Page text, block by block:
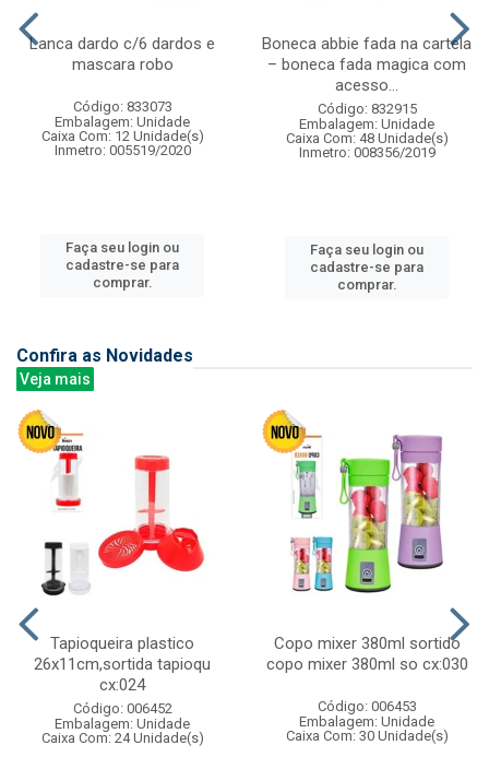
Lanca dardo c/6 dardos e
mascara robo
Código: 833073
Embalagem: Unidade
Caixa Com: 12 Unidade(s)
Inmetro: 005519/2020
Faça seu login ou
cadastre-se para
comprar.
Boneca abbie fada na cartela
– boneca fada magica com
acesso...
Código: 832915
Embalagem: Unidade
Caixa Com: 48 Unidade(s)
Inmetro: 008356/2019
Faça seu login ou
cadastre-se para
comprar.
Confira as Novidades
Veja mais
Tapioqueira plastico
26x11cm,sortida tapioqu
cx:024
Código: 006452
Embalagem: Unidade
Caixa Com: 24 Unidade(s)
Copo mixer 380ml sortido
copo mixer 380ml so cx:030
Código: 006453
Embalagem: Unidade
Caixa Com: 30 Unidade(s)